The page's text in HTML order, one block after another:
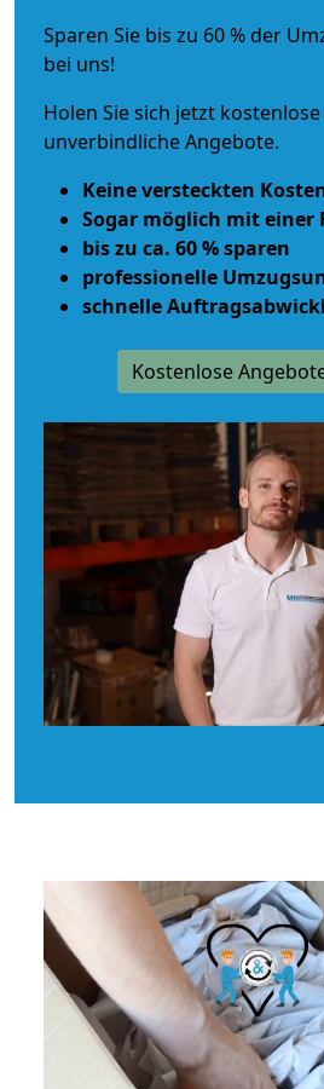
Sparen Sie bis zu 60 % der
bei uns!
Holen Sie sich jetzt
unverbindliche Angebote.
Keine versteckten
Sogar möglich mit einer
bis zu ca. 60 % sparen
professionelle
schnelle
Kostenlose